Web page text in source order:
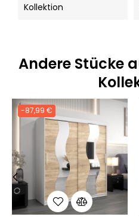
Kollektion
Andere Stücke
-87,99 €